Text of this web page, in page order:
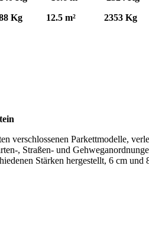
Kg 12.5 m² 2353 Kg
verschlossenen Parkettmodelle,
, Straßen- und
Stärken hergestellt, 6 cm und